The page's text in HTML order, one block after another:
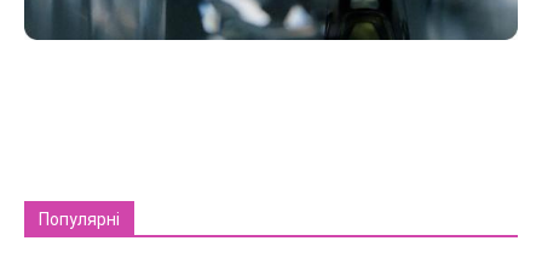
Популярні